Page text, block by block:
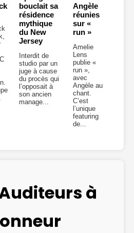
bouclait sa
résidence
mythique
du New
Jersey
Interdit de
studio par un
juge à cause
du procès qui
l’opposait à
son ancien
manage...
Angèle
réunies
sur «
run »
Amelie
Lens
publie «
run »,
avec
Angèle au
chant.
C’est
l’unique
featuring
de...
à